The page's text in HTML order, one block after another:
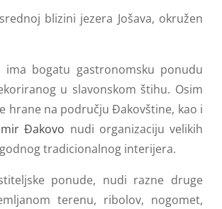
blizini jezera Jošava, okružen
bogatu gastronomsku ponudu
u slavonskom štihu. Osim
hrane na području Đakovštine, kao i
Đakovo nudi organizaciju velikih
tradicionalnog interijera.
ponude, nudi razne druge
terenu, ribolov, nogomet,